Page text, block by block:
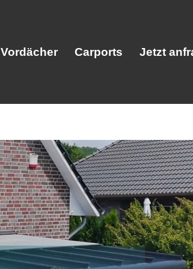
Vordächer Carports Jetzt